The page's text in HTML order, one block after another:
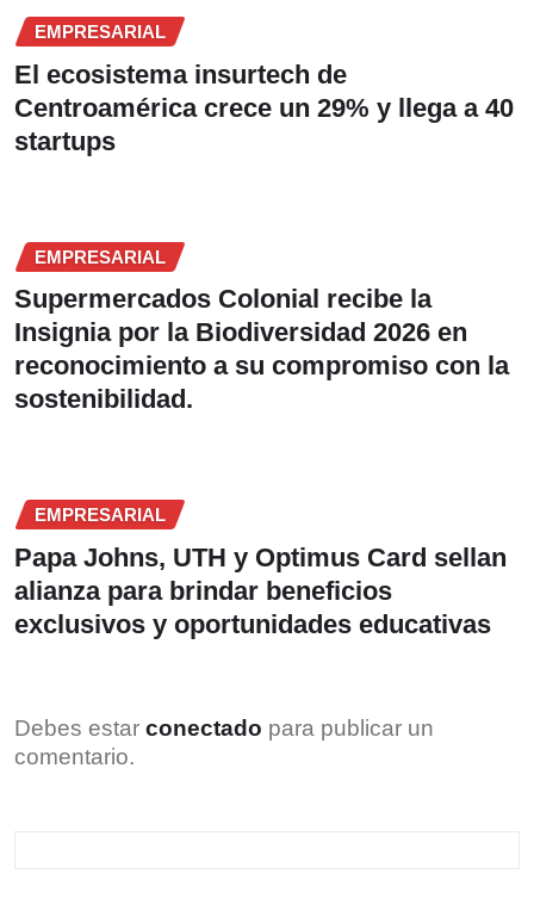
EMPRESARIAL
El ecosistema insurtech de
Centroamérica crece un 29% y llega a 40
startups
EMPRESARIAL
Supermercados Colonial recibe la
Insignia por la Biodiversidad 2026 en
reconocimiento a su compromiso con la
sostenibilidad.
EMPRESARIAL
Papa Johns, UTH y Optimus Card sellan
alianza para brindar beneficios
exclusivos y oportunidades educativas
Debes estar conectado para publicar un
comentario.